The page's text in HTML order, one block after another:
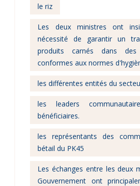
le riz
Les deux ministres ont
nécessité de garantir un
produits carnés dans des
conformes aux normes
les différentes entités du
les leaders
bénéficiaires.
les représentants des
bétail du PK45
Les échanges entre les deux
Gouvernement ont